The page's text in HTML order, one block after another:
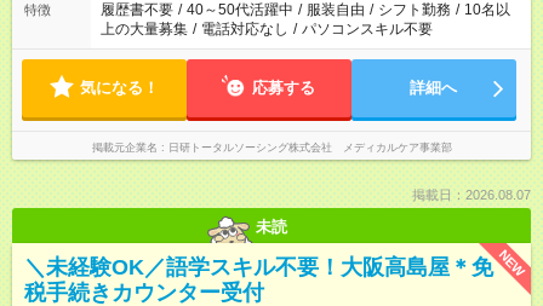
特徴 履歴書不要 / 40～50代活躍中 / 服装自由 / シフト勤務 / 10名以
上の大量募集 / 電話対応なし / パソコンスキル不要
気になる！ 応募する 詳細へ
掲載元企業名 日研トータルソーシング株式会社 メディカルケア事業部
掲載日：2026.08.07
未読
NEW
＼未経験OK／語学スキル不要！大阪高島屋＊免
税手続きカウンター受付